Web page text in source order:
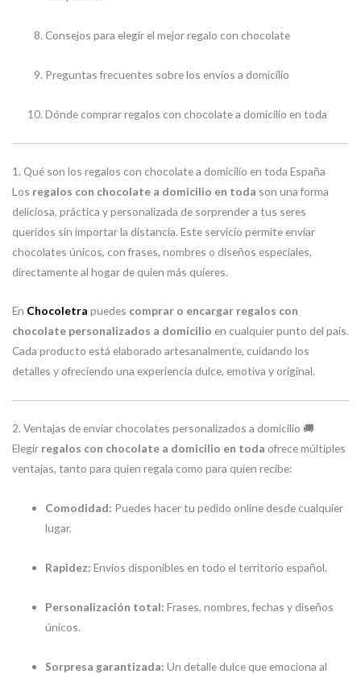
Consejos para elegir el mejor regalo con chocolate
Preguntas frecuentes sobre los envíos a domicilio
Dónde comprar regalos con chocolate a domicilio en toda
1. Qué son los regalos con chocolate a domicilio en toda España
Los regalos con chocolate a domicilio en toda son una forma
deliciosa, práctica y personalizada de sorprender a tus seres
queridos sin importar la distancia. Este servicio permite enviar
chocolates únicos, con frases, nombres o diseños especiales,
directamente al hogar de quien más quieres.
En Chocoletra puedes comprar o encargar regalos con
chocolate personalizados a domicilio en cualquier punto del país.
Cada producto está elaborado artesanalmente, cuidando los
detalles y ofreciendo una experiencia dulce, emotiva y original.
2. Ventajas de enviar chocolates personalizados a domicilio 🚚
Elegir regalos con chocolate a domicilio en toda ofrece múltiples
ventajas, tanto para quien regala como para quien recibe:
Comodidad: Puedes hacer tu pedido online desde cualquier
lugar.
Rapidez: Envíos disponibles en todo el territorio español.
Personalización total: Frases, nombres, fechas y diseños
únicos.
Sorpresa garantizada: Un detalle dulce que emociona al